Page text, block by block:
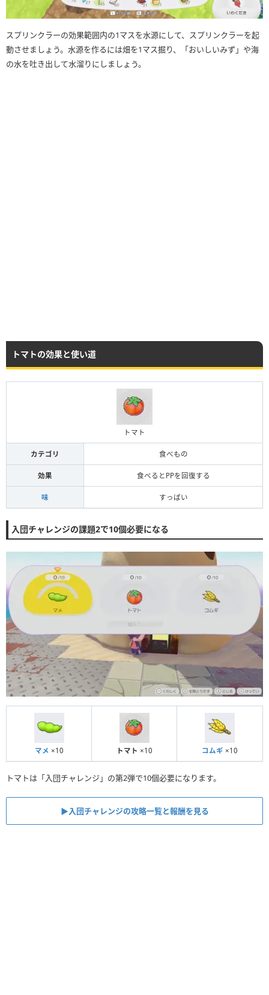
スプリンクラーの効果範囲内の1マスを水源にして、スプリンクラーを起
動させましょう。水源を作るには畑を1マス掘り、「おいしいみず」や海
の水を吐き出して水溜りにしましょう。
トマトの効果と使い道
トマト
カテゴリ 食べもの
効果 食べるとPPを回復する
味 すっぱい
入団チャレンジの課題2で10個必要になる
マメ ×10 トマト ×10 コムギ ×10
トマトは「入団チャレンジ」の第2弾で10個必要になります。
▶︎入団チャレンジの攻略一覧と報酬を見る